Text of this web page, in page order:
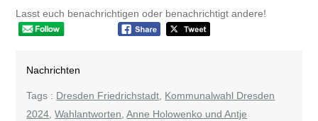
Lasst euch benachrichtigen oder benachrichtigt andere!
Nachrichten
Tags : Dresden Friedrichstadt, Kommunalwahl Dresden
2024,Wahlantworten,Anne Holowenko und Antje